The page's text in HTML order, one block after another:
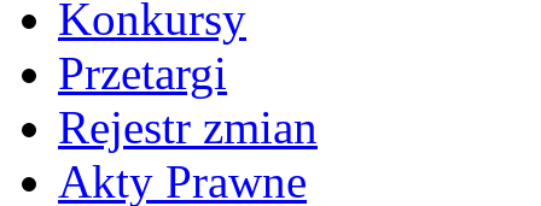
Konkursy
Przetargi
Rejestr zmian
Akty Prawne